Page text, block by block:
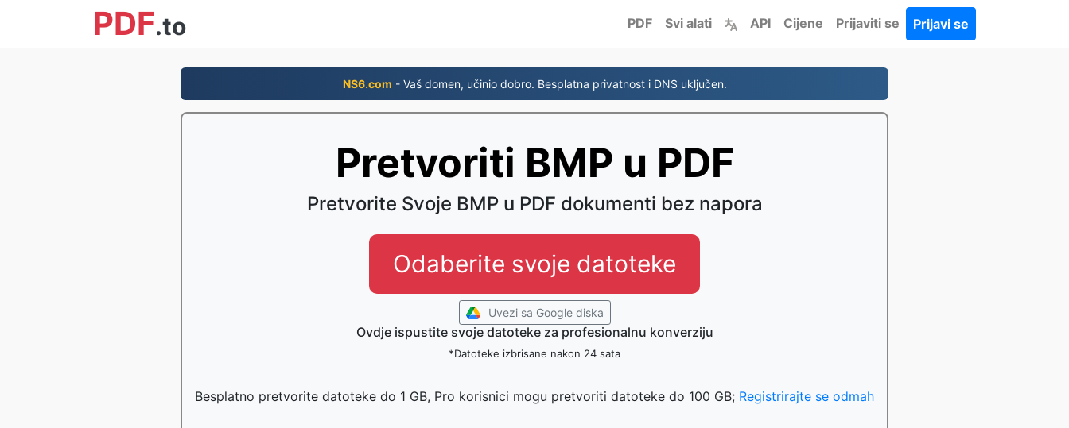
PDF.to PDF Svi alati API Cijene Prijaviti se Prijavi se
NS6.com - Vaš domen, učinio dobro. Besplatna privatnost i DNS uključen.
Pretvoriti BMP u PDF
Pretvorite Svoje BMP u PDF dokumenti bez napora
Odaberite svoje datoteke
Uvezi sa Google diska
Ovdje ispustite svoje datoteke za profesionalnu konverziju
*Datoteke izbrisane nakon 24 sata
Besplatno pretvorite datoteke do 1 GB, Pro korisnici mogu pretvoriti datoteke do 100 GB; Registrirajte se odmah